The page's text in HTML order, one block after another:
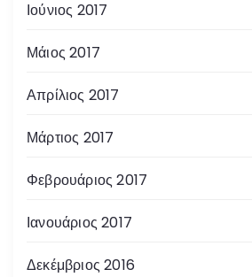
Ιούνιος 2017
Μάιος 2017
Απρίλιος 2017
Μάρτιος 2017
Φεβρουάριος 2017
Ιανουάριος 2017
Δεκέμβριος 2016